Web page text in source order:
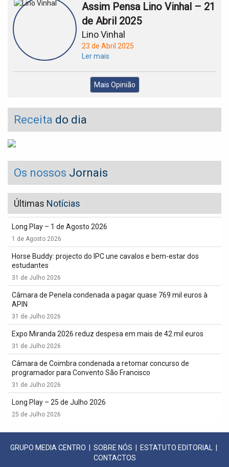
Assim Pensa Lino Vinhal – 21
de Abril 2025
Lino Vinhal
23 de Abril 2025
Ler mais
Mais Opinião
Receita do dia
Os nossos Jornais
Últimas Notícias
Long Play – 1 de Agosto 2026
1 de Agosto 2026
Horse Buddy: projecto do IPC une cavalos e bem-estar dos
estudantes
31 de Julho 2026
Câmara de Penela condenada a pagar quase 769 mil euros à
APIN
31 de Julho 2026
Expo Miranda 2026 reduz despesa em mais de 42 mil euros
31 de Julho 2026
Câmara de Coimbra condenada a retomar concurso de
programador para Convento São Francisco
31 de Julho 2026
Long Play – 25 de Julho 2026
25 de Julho 2026
GRUPO MEDIA CENTRO SOBRE NÓS ESTATUTO EDITORIAL
CONTACTOS